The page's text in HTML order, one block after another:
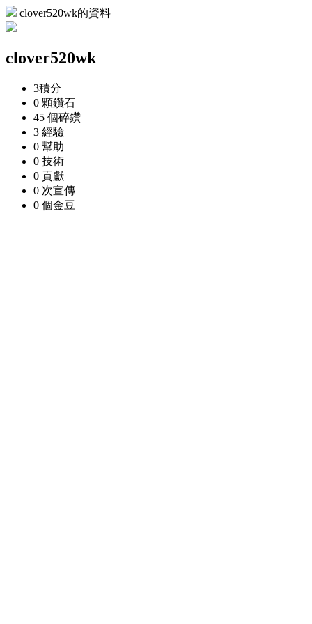
clover520wk的資料
clover520wk
3積分
0 顆鑽石
45 個碎鑽
3 經驗
0 幫助
0 技術
0 貢獻
0 次宣傳
0 個金豆